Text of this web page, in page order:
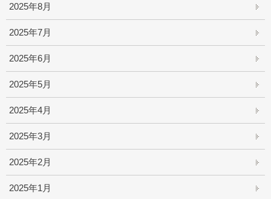
2025年8月
2025年7月
2025年6月
2025年5月
2025年4月
2025年3月
2025年2月
2025年1月